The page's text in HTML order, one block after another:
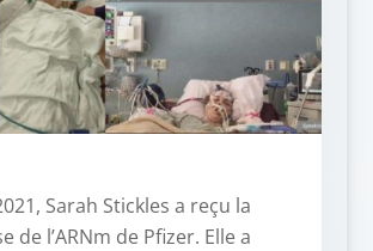
Sarah Stickles a reçu la
de l’ARNm de Pfizer. Elle a